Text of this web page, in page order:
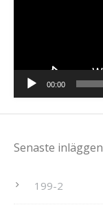
00:00
Senaste inläggen
199-2